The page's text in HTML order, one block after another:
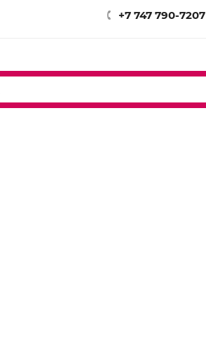
+7 747 790-7207